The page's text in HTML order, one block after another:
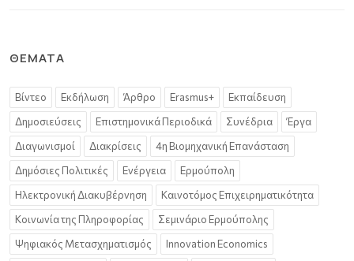
ΘΈΜΑΤΑ
Βίντεο Εκδήλωση Άρθρο Erasmus+
Εκπαίδευση
Δημοσιεύσεις
Επιστημονικά Περιοδικά Συνέδρια
Έργα
Διαγωνισμοί
Διακρίσεις
4η Βιομηχανική Επανάσταση
Δημόσιες Πολιτικές
Ενέργεια
Ερμούπολη
Ηλεκτρονική Διακυβέρνηση
Καινοτόμος Επιχειρηματικότητα
Κοινωνία της Πληροφορίας
Σεμινάριο Ερμούπολης
Ψηφιακός Μετασχηματισμός
Innovation Economics